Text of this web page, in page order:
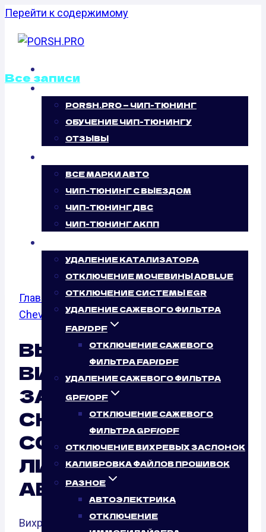
Перейти к содержимому
PORSH.PRO — ЧИП-ТЮНИНГ
ОБУЧЕНИЕ ЧИП-ТЮНИНГУ
ОТЗЫВЫ
ВСЕ МАРКИ АВТО
ЧИП-ТЮНИНГ С ВЫЕЗДОМ
ЧИП-ТЮНИНГ ДВС
ЧИП-ТЮНИНГ АКПП
УДАЛЕНИЕ КАТАЛИЗАТОРА
ОТКЛЮЧЕНИЕ МОЧЕВИНЫ ADBLUE
ОТКЛЮЧЕНИЕ СИСТЕМЫ EGR
УДАЛЕНИЕ САЖЕВОГО ФИЛЬТРА
FAP/DPF
ОТКЛЮЧЕНИЕ САЖЕВОГО
ФИЛЬТРА FAP/DPF
УДАЛЕНИЕ САЖЕВОГО ФИЛЬТРА
GPF/OPF
ОТКЛЮЧЕНИЕ САЖЕВОГО
ФИЛЬТРА GPF/OPF
ОТКЛЮЧЕНИЕ ВИХРЕВЫХ ЗАСЛОНОК
КАЛИБРОВКА ФАЙЛОВ ПРОШИВОК
РАЗНОЕ
АВТОЭЛЕКТРИКА
ОТКЛЮЧЕНИЕ
Все записи
ОТКЛЮЧЕНИЕ
ВИХРЕВЫХ
ЗАСЛОНОК
CHEVROLET
CORVETTE
Главная /Отключение вихревых заслонок
Chevrolet /Corvette
ВЫКЛЮЧЕНИЕ
ВИХРЕВЫХ
ЗАСЛОНОК
CHEVROLET
CORVETTE: НУЖНО
ЛИ ЭТО ВАШЕМУ
АВТОМОБИЛЮ?
Вихревые заслонки — это элементы